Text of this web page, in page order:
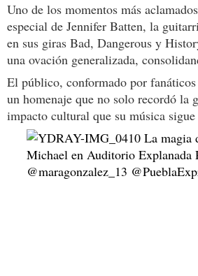
Uno de los momentos más
especial de Jennifer Batten, la
en sus giras Bad, Dangerous y
una ovación generalizada,
El público, conformado por
un homenaje que no solo recordó la
impacto cultural que su música